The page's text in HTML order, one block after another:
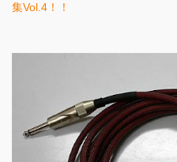
集Vol.4！！